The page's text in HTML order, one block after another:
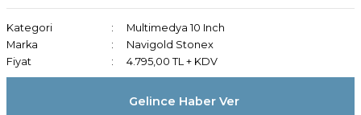
Kategori
Multimedya 10 Inch
Marka
Navigold Stonex
Fiyat
4.795,00 TL + KDV
Gelince Haber Ver